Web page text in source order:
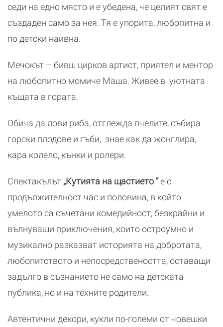
седи на едно място и е убедена, че целият свят е
създаден само за нея. Тя е упорита, любопитна и
по детски наивна.
Мечокът – бивш цирков артист, приятел и ментор
на любопитно момиче Маша. Живее в уютната
къщата в гората.
Обича да лови риба, отглежда пчелите, събира
горски плодове и гъби, знае как да жонглира,
кара колело, кънки и ролери.
Спектакълът „Кутията на щастието ”е с
продължителност час и половина, в който
умелото са съчетани комедийност, безкрайни и
вълнуващи приключения, които остроумно и
музикално разказват историята на добротата,
любопитството и непосредствеността, оставащи
задълго в съзнанието не само на детската
публика, но и на техните родители.
Автентични декори, кукли по-големи от човешки